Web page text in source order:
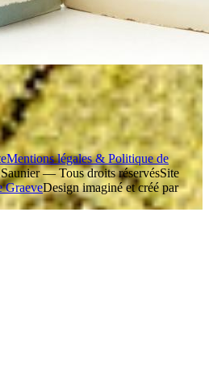
Mentions légales & Politique de
— Tous droits réservésSite
GraeveDesign imaginé et créé par